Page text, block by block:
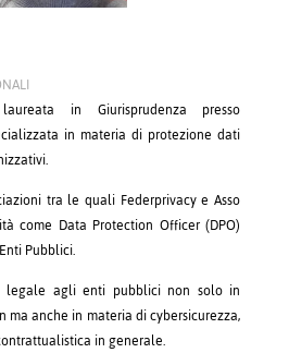
in Giurisprudenza presso
in materia di protezione dati
tra le quali Federprivacy e Asso
come Data Protection Officer (DPO)
Pubblici.
legale agli enti pubblici non solo in
anche in materia di cybersicurezza,
in generale.